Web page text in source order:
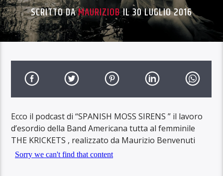
SCRITTO DAMAURIZIOBIL 30 LUGLIO 2016
Ecco il podcast di “SPANISH MOSS SIRENS ” il lavoro
d’esordio della Band Americana tutta al femminile
THE KRICKETS , realizzato da Maurizio Benvenuti